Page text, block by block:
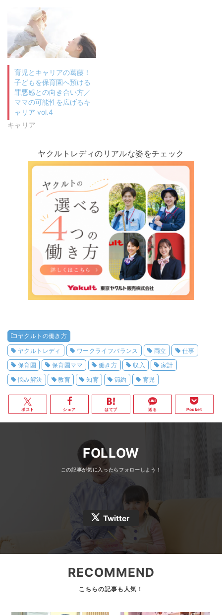
育児とキャリアの葛藤！
子どもを保育園へ預ける
罪悪感との向き合い方／
ママの可能性を広げるキ
ャリア vol.4
キャリア
ヤクルトレディのリアルな姿をチェック
ヤクルトの働き方
ヤクルトレディ
ワークライフバランス 両立
仕事
保育園
保育園ママ 働き方 収入
家計
悩み解決
教育 知育 節約 育児
ポスト シェア はてブ 送る Pocket
FOLLOW
Twitter
RECOMMEND